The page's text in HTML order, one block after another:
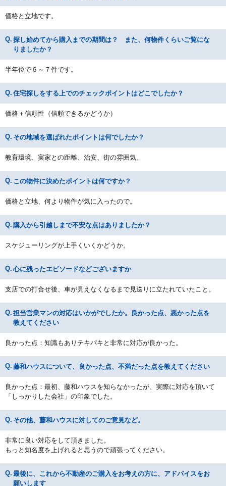
価格と立地です。
探し始めてから購入までの期間は？ また、何物件くらいご覧にな
りましたか？
半年位で６～７件です。
住宅探しをする上でのチェックポイントはどこでしたか？
価格＋信頼性（信頼できるかどうか）
その地域を選ばれたポイントは何でしたか？
教育環境、実家との距離、治安、街の雰囲気。
この物件に決めたポイントは何ですか？
価格と立地、何より物件が気に入ったので。
購入から引越しまで不安な点はありましたか？
スケジューリングが上手くいくかどうか。
心に残ったエピソードなどございますか
支店での打合せ後、車が見えなくなるまで見送りに立たれていたこと。
担当営業マンの対応はいかがでしたか。良かった点、悪かった点を
教えてください
良かった点：知識もありテキパキと非常に対応が良かった。
藤和ハウスについて、良かった点、不満だった点を教えてください
良かった点：最初、藤和ハウスを知らなかったが、実際に対応を頂いて
「しっかりした会社」の印象でした。
その他、藤和ハウスに対してのご意見など。
非常に良い対応をして頂きました。
もっと知名度を上げれると思うので頑張ってください。
最後に、これから不動産のご購入をお考えの方に、アドバイスをお
願いします